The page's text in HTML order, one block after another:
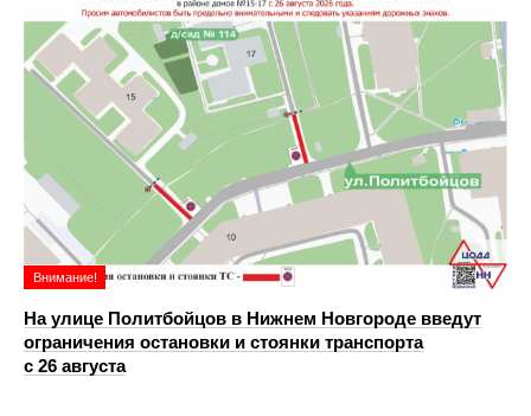
Внимание!
На улице Политбойцов в Нижнем Новгороде введут
ограничения остановки и стоянки транспорта
с 26 августа